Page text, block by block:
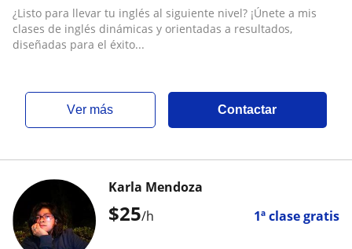
¿Listo para llevar tu inglés al siguiente nivel? ¡Únete a mis
clases de inglés dinámicas y orientadas a resultados,
diseñadas para el éxito...
ver más Contactar
$25/h 1ª clase gratis
Karla Mendoza